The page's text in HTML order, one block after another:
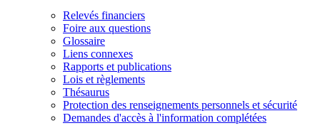
Relevés financiers
Foire aux questions
Glossaire
Liens connexes
Rapports et publications
Lois et règlements
Thésaurus
Protection des renseignements personnels et sécurité
Demandes d'accès à l'information complétées